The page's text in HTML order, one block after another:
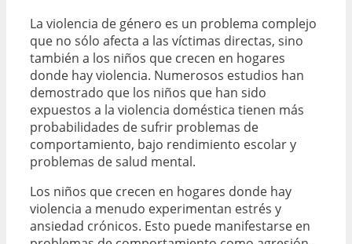
La violencia de género es un problema complejo
que no sólo afecta a las víctimas directas, sino
también a los niños que crecen en hogares
donde hay violencia. Numerosos estudios han
demostrado que los niños que han sido
expuestos a la violencia doméstica tienen más
probabilidades de sufrir problemas de
comportamiento, bajo rendimiento escolar y
problemas de salud mental.
Los niños que crecen en hogares donde hay
violencia a menudo experimentan estrés y
ansiedad crónicos. Esto puede manifestarse en